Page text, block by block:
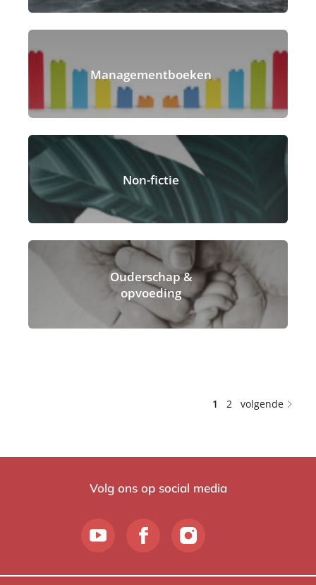
Managementboeken
Non-fictie
Ouderschap &
opvoeding
1 2 volgende
Volg ons op social media